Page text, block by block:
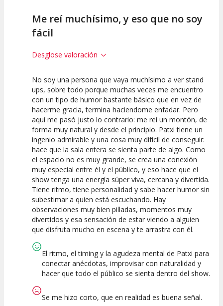
Me reí muchísimo, y eso que no soy
fácil
Desglose valoración
10
Calidad del
Espectáculo
10
Puesta en
Escena
10
Interpretación
artística
No soy una persona que vaya muchísimo a ver stand
ups, sobre todo porque muchas veces me encuentro
con un tipo de humor bastante básico que en vez de
hacerme gracia, termina haciendome enfadar. Pero
aquí me pasó justo lo contrario: me reí un montón, de
forma muy natural y desde el principio. Patxi tiene un
ingenio admirable y una cosa muy difícil de conseguir:
hace que la sala entera se sienta parte de algo. Como
el espacio no es muy grande, se crea una conexión
muy especial entre él y el público, y eso hace que el
show tenga una energía súper viva, cercana y divertida.
Tiene ritmo, tiene personalidad y sabe hacer humor sin
subestimar a quien está escuchando. Hay
observaciones muy bien pilladas, momentos muy
divertidos y esa sensación de estar viendo a alguien
que disfruta mucho en escena y te arrastra con él.
El ritmo, el timing y la agudeza mental de Patxi para
conectar anécdotas, improvisar con naturalidad y
hacer que todo el público se sienta dentro del show.
Se me hizo corto, que en realidad es buena señal.